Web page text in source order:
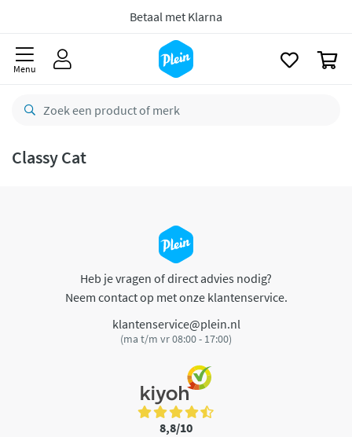
Betaal met Klarna
Menu
Classy Cat
Heb je vragen of direct advies nodig?
Neem contact op met onze klantenservice.
klantenservice@plein.nl
(ma t/m vr 08:00 - 17:00)
8,8/10